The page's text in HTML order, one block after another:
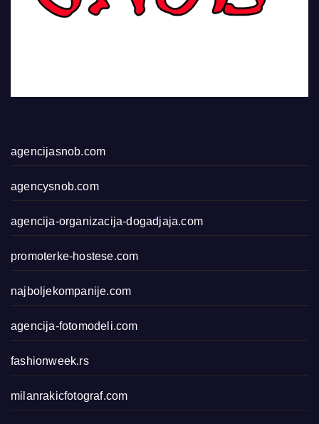
agencijasnob.com
agencysnob.com
agencija-organizacija-dogadjaja.com
promoterke-hostese.com
najboljekompanije.com
agencija-fotomodeli.com
fashionweek.rs
milanrakicfotograf.com